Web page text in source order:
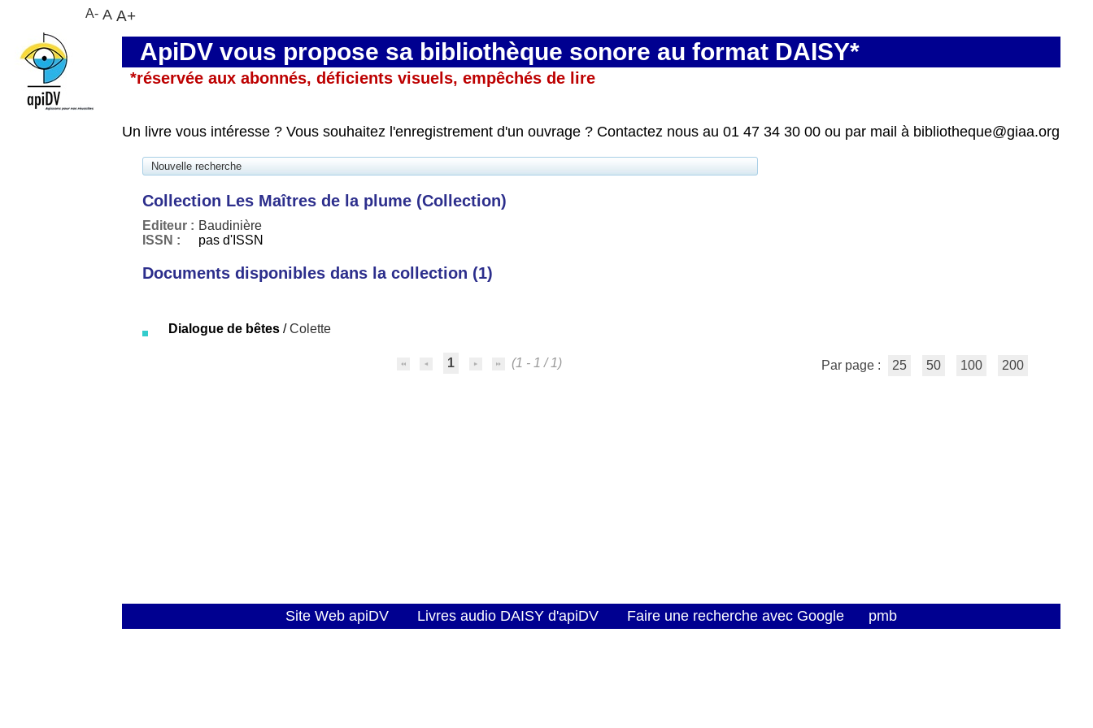
ApiDV vous propose sa bibliothèque sonore au format DAISY*
*réservée aux abonnés, déficients visuels, empêchés de lire
Un livre vous intéresse ? Vous souhaitez l'enregistrement d'un ouvrage ? Contactez nous au 01 47 34 30 00 ou par mail à bibliotheque@giaa.org
Nouvelle recherche
Collection Les Maîtres de la plume (Collection)
Editeur : Baudinière
ISSN :
pas d'ISSN
Documents disponibles dans la collection (1)
Dialogue de bêtes /Colette
1 (1 - 1 / 1) Par page : 25 50 100 200
Site Web apiDV Livres audio DAISY d'apiDV Faire une recherche avec Google pmb
A- A A+